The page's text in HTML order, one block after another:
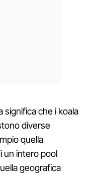
significa che i koala
diverse
quella
un intero pool
geografica